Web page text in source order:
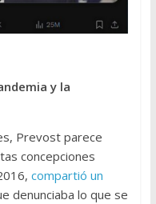
y la
Prevost parece
concepciones
compartió un
denunciaba lo que se